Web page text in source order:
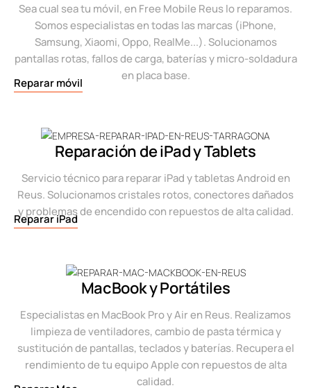
Sea cual sea tu móvil, en Free Mobile Reus lo reparamos.
Somos especialistas en todas las marcas (iPhone,
Samsung, Xiaomi, Oppo, RealMe...). Solucionamos
pantallas rotas, fallos de carga, baterías y micro-soldadura
en placa base.
Reparar móvil
Reparación de iPad y Tablets
Servicio técnico para reparar iPad y tabletas Android en
Reus. Solucionamos cristales rotos, conectores dañados
y problemas de encendido con repuestos de alta calidad.
Reparar iPad
MacBook y Portátiles
Especialistas en MacBook Pro y Air en Reus. Realizamos
limpieza de ventiladores, cambio de pasta térmica y
sustitución de pantallas, teclados y baterías. Recupera el
rendimiento de tu equipo Apple con repuestos de alta
calidad.